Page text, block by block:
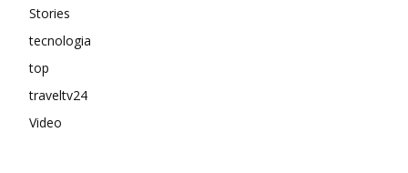
Stories
tecnologia
top
traveltv24
Video